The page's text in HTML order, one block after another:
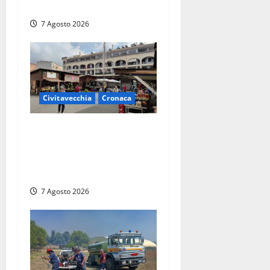
7 Agosto 2026
Civitavecchia Cronaca
7 Agosto 2026